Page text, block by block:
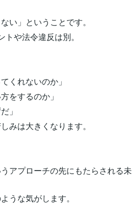
い」ということです。
や法令違反は別。
くれないのか」
をするのか」
」
みは大きくなります。
アプローチの先にもたらされる未
うな気がします。